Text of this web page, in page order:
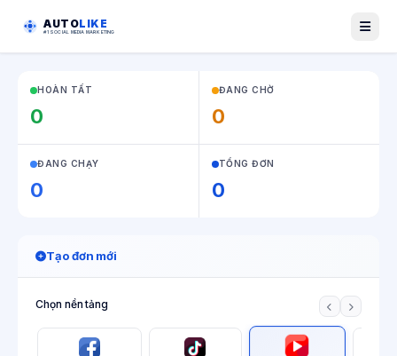
AUTOLIKE
#1 SOCIAL MEDIA MARKETING
HOÀN TẤT
0
ĐANG CHỜ
0
ĐANG CHẠY
0
TỔNG ĐƠN
0
Tạo đơn mới
Chọn nền tảng